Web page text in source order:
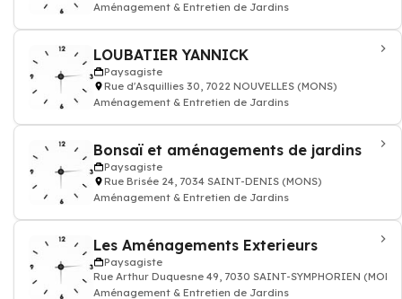
Aménagement & Entretien de Jardins
LOUBATIER YANNICK
Paysagiste
Rue d'Asquillies 30, 7022 NOUVELLES (MONS)
Aménagement & Entretien de Jardins
Bonsaï et aménagements de jardins
Paysagiste
Rue Brisée 24, 7034 SAINT-DENIS (MONS)
Aménagement & Entretien de Jardins
Les Aménagements Exterieurs
Paysagiste
Rue Arthur Duquesne 49, 7030 SAINT-SYMPHORIEN
Aménagement & Entretien de Jardins